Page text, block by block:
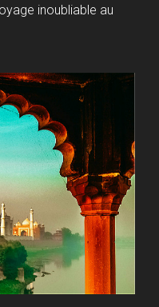
inoubliable au